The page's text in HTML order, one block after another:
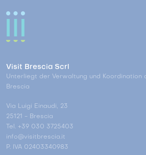
Visit Brescia Scrl
Unterliegt der Verwaltung und Koordination
Brescia
Via Luigi Einaudi, 23
25121 - Brescia
Tel. +39 030 3725403
info@visitbrescia.it
P. IVA 02403340983